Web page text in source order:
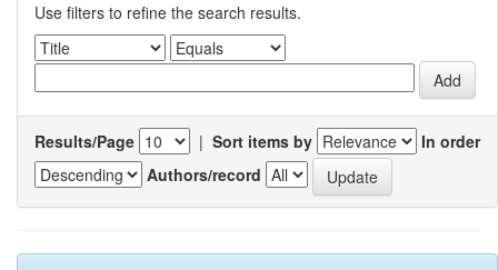
Use filters to refine the search results.
Results/Page | Sort items by
In order
Authors/record